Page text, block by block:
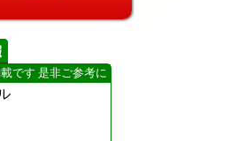
です 是非ご参考に